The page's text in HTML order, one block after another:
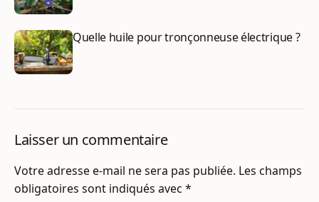
Quelle huile pour tronçonneuse électrique ?
Laisser un commentaire
Votre adresse e-mail ne sera pas publiée. Les champs
obligatoires sont indiqués avec *